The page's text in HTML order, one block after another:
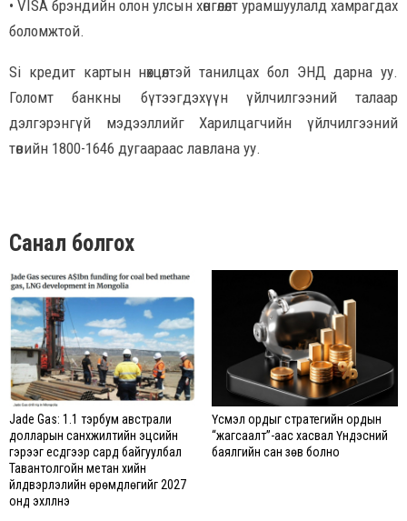
• VISA брэндийн олон улсын хөнгөлөлт урамшуулалд хамрагдах
боломжтой.
Si кредит картын нөхцөлтэй танилцах бол ЭНД дарна уу.
Голомт банкны бүтээгдэхүүн үйлчилгээний талаар
дэлгэрэнгүй мэдээллийг Харилцагчийн үйлчилгээний
төвийн 1800-1646 дугаараас лавлана уу.
Санал болгох
Jade Gas: 1.1 тэрбум австрали
долларын санхүүжилтийн эцсийн
гэрээг есдүгээр сард байгуулбал
Тавантолгойн метан хийн
үйлдвэрлэлийн өрөмдлөгийг 2027
онд эхлүүлнэ
Үүсмэл ордыг стратегийн ордын
“жагсаалт”-аас хасвал Үндэсний
баялгийн сан зөв болно